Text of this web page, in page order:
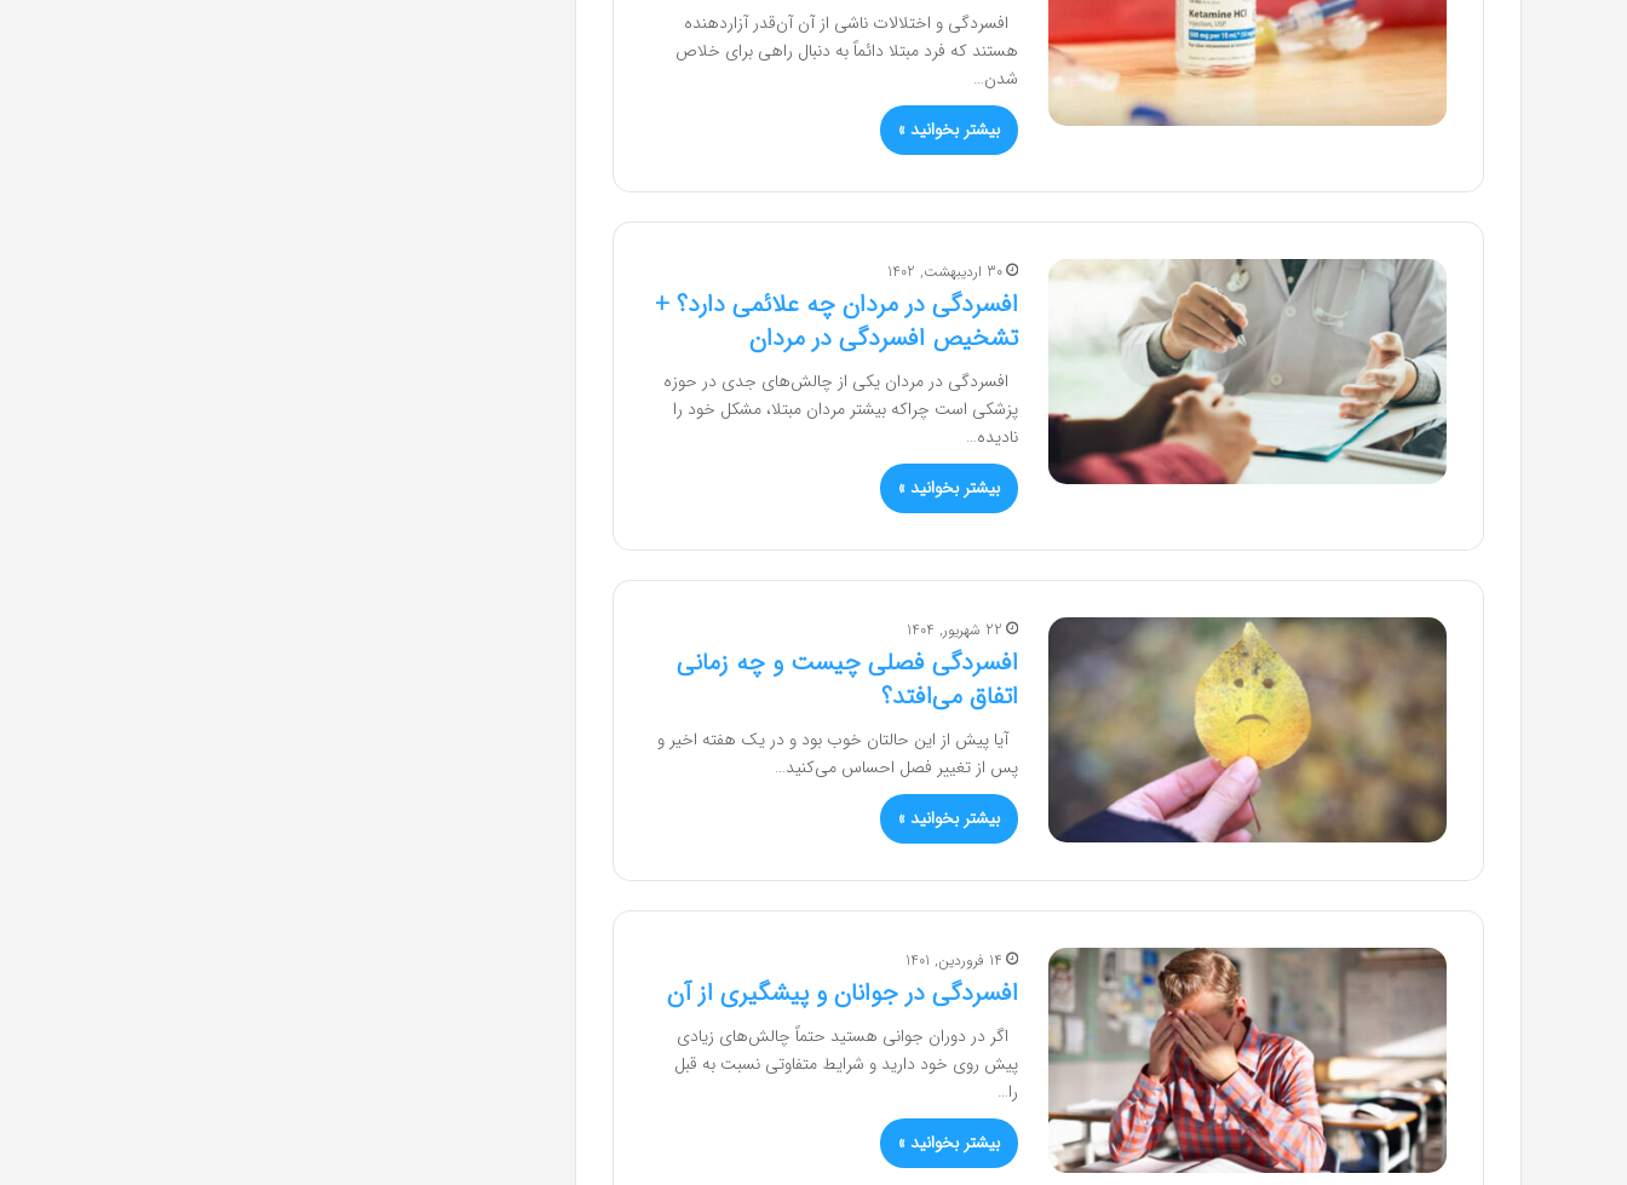
افسردگی و اختلالات ناشی از آن آن‌قدر آزاردهنده
هستند که فرد مبتلا دائماً به دنبال راهی برای خلاص
شدن…
بیشتر بخوانید »
30 اردیبهشت, 1402
افسردگی در مردان چه علائمی دارد؟ +
تشخیص افسردگی در مردان
افسردگی در مردان یکی از چالش‌های جدی در حوزه
پزشکی است چراکه بیشتر مردان مبتلا، مشکل خود را
نادیده…
بیشتر بخوانید »
22 شهریور, 1404
افسردگی فصلی چیست و چه زمانی
اتفاق می‌افتد؟
آیا پیش از این حالتان خوب بود و در یک هفته اخیر و
پس از تغییر فصل احساس می‌کنید…
بیشتر بخوانید »
14 فروردین, 1401
افسردگی در جوانان و پیشگیری از آن
اگر در دوران جوانی هستید حتماً چالش‌های زیادی
پیش ‌روی خود دارید و شرایط متفاوتی نسبت به قبل
را…
بیشتر بخوانید »